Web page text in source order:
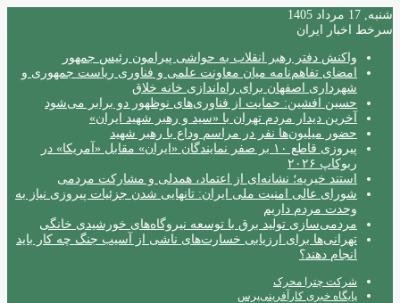
شنبه, 17 مرداد 1405
سرخط اخبار ایران
واکنش دفتر رهبر انقلاب به حواشی پیرامون رئیس جمهور
امضای تفاهم‌نامه میان معاونت علمی و فناوری ریاست جمهوری و
شهرداری اصفهان برای راه‌اندازی خانه خلاق
حسین افشین: حمایت از فناوری‌های نوظهور دو برابر می‌شود
آخرین دیدار مردم تهران با «سید و رهبر شهید ایران»
حضور میلیون‌ها نفر در مراسم وداع با رهبر شهید
پیروزی قاطع ۱۰ بر صفر نمایندگان «ایران» مقابل «آمریکا» در
ربوکاپ ۲۰۲۶
استند خیریه؛ نشانه‌ای از اعتماد، همدلی و مشارکت مردمی
شورای عالی امنیت ملی ایران: تانهایی شدن جزئیات پیروزی نیاز به
وحدت مردم داریم
مردمی‌سازی تولید برق با توسعه نیروگاه‌های خورشیدی خانگی
تهرانی‌ها برای ارزیابی خسارت‌های ناشی از آسیب جنگ چه کار باید
انجام دهند؟
شرکت چترا محرک
پایگاه خبری کارآفرینی‌پرس